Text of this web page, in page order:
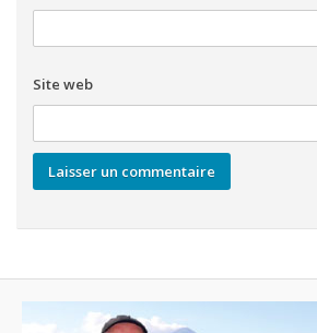
Site web